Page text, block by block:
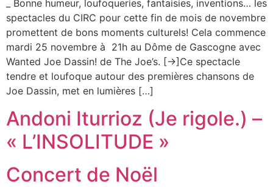
_ Bonne humeur, loufoqueries, fantaisies, inventions… les
spectacles du CIRC pour cette fin de mois de novembre
promettent de bons moments culturels! Cela commence
mardi 25 novembre à 21h au Dôme de Gascogne avec
Wanted Joe Dassin! de The Joe’s. [->]Ce spectacle
tendre et loufoque autour des premières chansons de
Joe Dassin, met en lumières […]
Andoni Iturrioz (Je rigole.) –
« L’INSOLITUDE »
Concert de Noël